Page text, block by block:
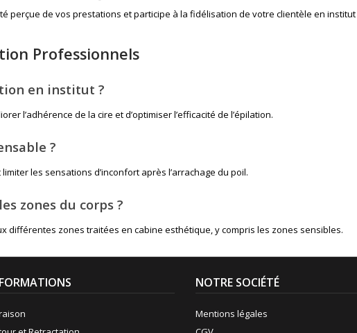
perçue de vos prestations et participe à la fidélisation de votre clientèle en
Professionnels
en institut ?
l’adhérence de la cire et d’optimiser l’efficacité de l’épilation.
?
les sensations d’inconfort après l’arrachage du poil.
zones du corps ?
différentes zones traitées en cabine esthétique, y compris les zones sensibles.
NOTRE SOCIÉTÉ
Mentions légales